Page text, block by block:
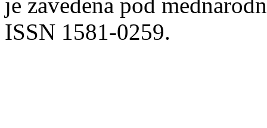
ISSN 1581-0259.